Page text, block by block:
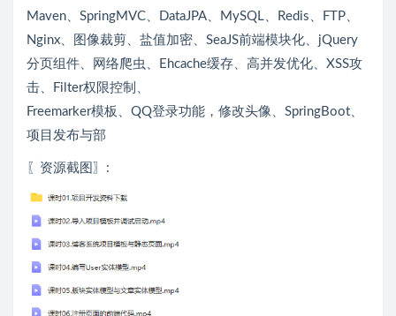
Maven、SpringMVC、DataJPA、MySQL、Redis、FTP、
Nginx、图像裁剪、盐值加密、SeaJS前端模块化、jQuery
分页组件、网络爬虫、Ehcache缓存、高并发优化、XSS攻
击、Filter权限控制、
Freemarker模板、QQ登录功能，修改头像、SpringBoot、
项目发布与部
〖资源截图〗: